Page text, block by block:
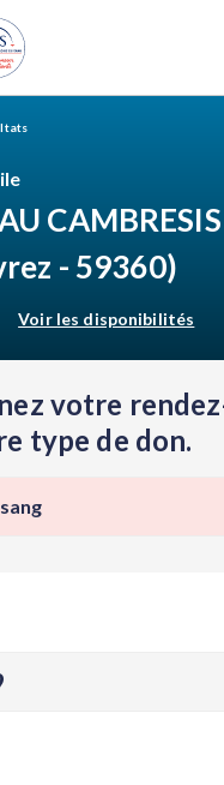
CAMBRESIS
- 59360)
Voir les disponibilités
votre
type de don.